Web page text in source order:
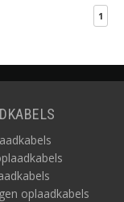
1
oplaadkabels